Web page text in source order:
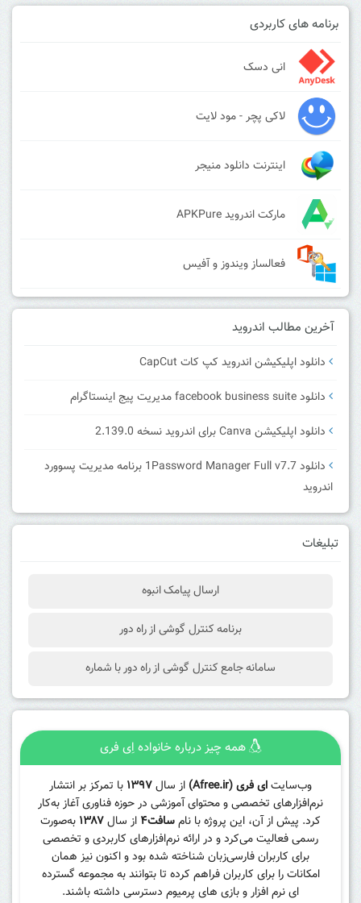
برنامه های کاربردی
انی دسک
لاکی پچر - مود لایت
اینترنت دانلود منیجر
مارکت اندروید APKPure
فعالساز ویندوز و آفیس
آخرین مطالب اندروید
دانلود اپلیکیشن اندروید کپ کات CapCut
دانلود facebook business suite مدیریت پیج اینستاگرام
دانلود اپلیکیشن Canva برای اندروید نسخه 2.139.0
دانلود 1Password Manager Full v7.7 برنامه مدیریت پسوورد
اندروید
تبلیغات
ارسال پیامک انبوه
برنامه کنترل گوشی از راه دور
سامانه جامع کنترل گوشی از راه دور با شماره
همه چیز درباره خانواده اِی فری
وب‌سایتای فری (Afree.ir) از سال۱۳۹۷ با تمرکز بر انتشار
نرم‌افزارهای تخصصی و محتوای آموزشی در حوزه فناوری آغاز به‌کار
کرد. پیش از آن، این پروژه با نامسافت۴ از سال۱۳۸۷ به‌صورت
رسمی فعالیت می‌کرد و در ارائه نرم‌افزارهای کاربردی و تخصصی
برای کاربران فارسی‌زبان شناخته شده بود و اکنون نیز همان
امکانات را برای کاربران فراهم کرده تا بتوانند به مجموعه گسترده
ای نرم افزار و بازی های پرمیوم دسترسی داشته باشند.